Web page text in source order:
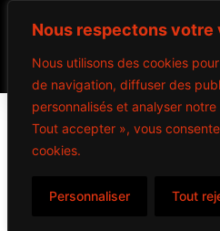
Nous respectons votre
Nous utilisons des cookies
de navigation, diffuser des
personnalisés et analyser
Tout accepter », vous
cookies.
Personnaliser Tout
Stella
26.75